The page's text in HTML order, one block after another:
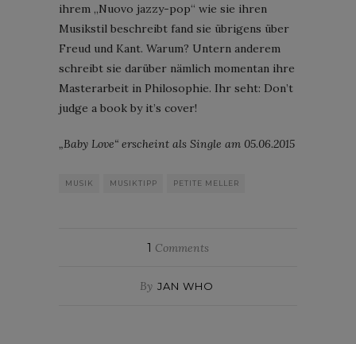
ihrem „Nuovo jazzy-pop“ wie sie ihren
Musikstil beschreibt fand sie übrigens über
Freud und Kant. Warum? Untern anderem
schreibt sie darüber nämlich momentan ihre
Masterarbeit in Philosophie. Ihr seht: Don’t
judge a book by it’s cover!
„Baby Love“ erscheint als Single am 05.06.2015
MUSIK MUSIKTIPP PETITE MELLER
1 Comments
By JAN WHO